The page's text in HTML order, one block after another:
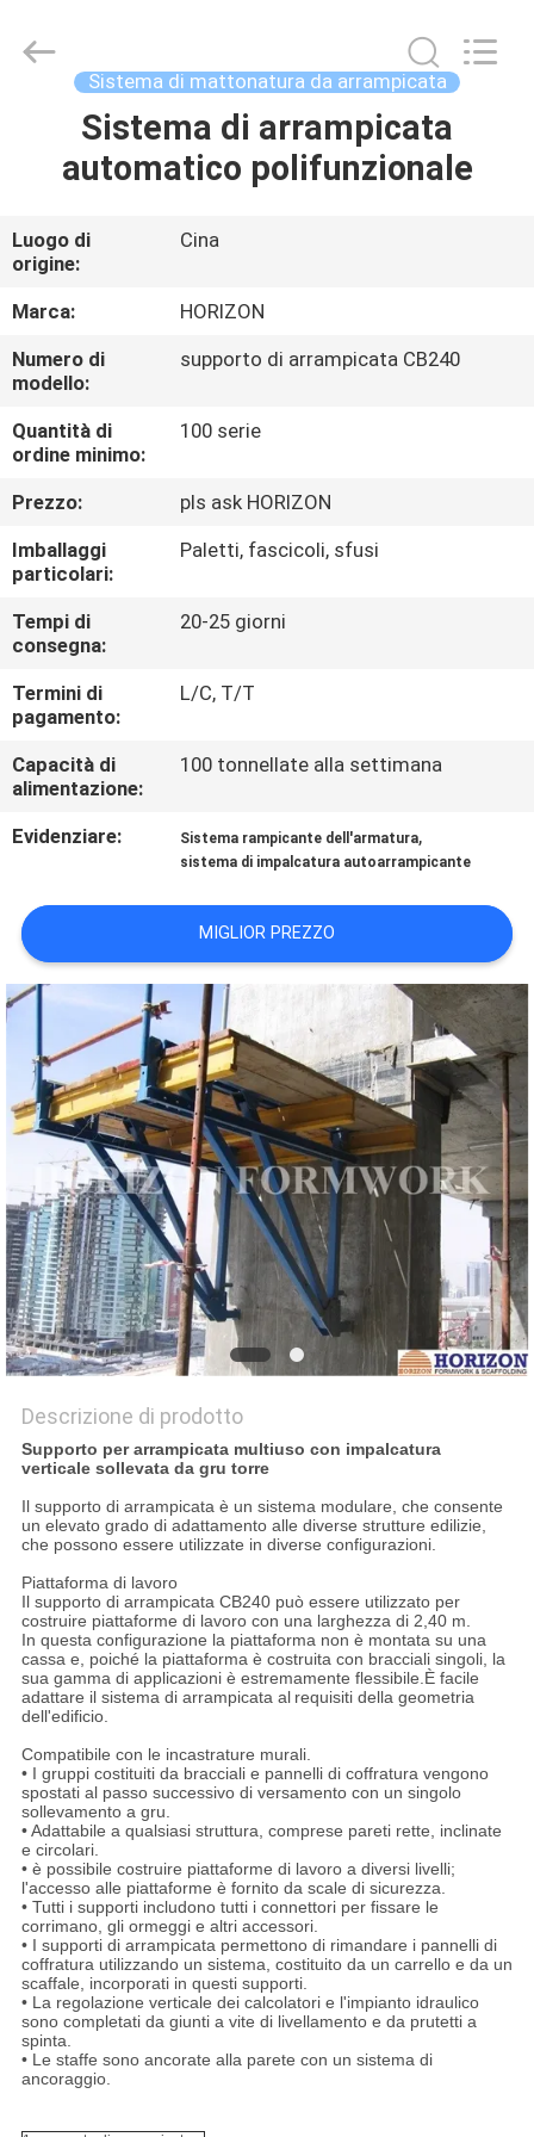
CASA
CIRCA
NOI
GIRO
DELLA
CONTROLLO
DI
QUALITÀ
CONTATTICI
RICHIEDA
UNA
MAPPA
DEL
SITO
PRIVACY
POLICY
Rights
Reserved.
Sistema di mattonatura da arrampicata
Sistema di arrampicata
automatico polifunzionale
Luogo di
origine:
Cina
Marca:
HORIZON
Numero di
modello:
supporto di arrampicata CB240
Quantità di
ordine minimo:
100 serie
Prezzo:
pls ask HORIZON
Imballaggi
particolari:
Paletti, fascicoli, sfusi
Tempi di
consegna:
20-25 giorni
Termini di
pagamento:
L/C, T/T
Capacità di
alimentazione:
100 tonnellate alla settimana
Evidenziare: Sistema rampicante dell'armatura,
sistema di impalcatura autoarrampicante
MIGLIOR PREZZO
Descrizione di prodotto
Supporto per arrampicata multiuso con impalcatura
verticale sollevata da gru torre
Il supporto di arrampicata è un sistema modulare, che consente
un elevato grado di adattamento alle diverse strutture edilizie,
che possono essere utilizzate in diverse configurazioni.
Piattaforma di lavoro
Il supporto di arrampicata CB240 può essere utilizzato per
costruire piattaforme di lavoro con una larghezza di 2,40 m.
In questa configurazione la piattaforma non è montata su una
cassa e, poiché la piattaforma è costruita con bracciali singoli, la
sua gamma di applicazioni è estremamente flessibile.È facile
adattare il sistema di arrampicata al requisiti della geometria
dell'edificio.
Compatibile con le incastrature murali.
• I gruppi costituiti da bracciali e pannelli di coffratura vengono
spostati al passo successivo di versamento con un singolo
sollevamento a gru.
• Adattabile a qualsiasi struttura, comprese pareti rette, inclinate
e circolari.
• è possibile costruire piattaforme di lavoro a diversi livelli;
l'accesso alle piattaforme è fornito da scale di sicurezza.
• Tutti i supporti includono tutti i connettori per fissare le
corrimano, gli ormeggi e altri accessori.
• I supporti di arrampicata permettono di rimandare i pannelli di
coffratura utilizzando un sistema, costituito da un carrello e da un
scaffale, incorporati in questi supporti.
• La regolazione verticale dei calcolatori e l'impianto idraulico
sono completati da giunti a vite di livellamento e da prutetti a
spinta.
• Le staffe sono ancorate alla parete con un sistema di
ancoraggio.